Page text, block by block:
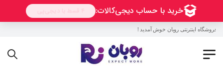
اینترنتی روبان خوش آمدید !